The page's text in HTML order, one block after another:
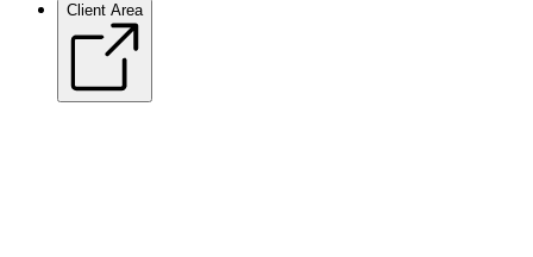
Client Area